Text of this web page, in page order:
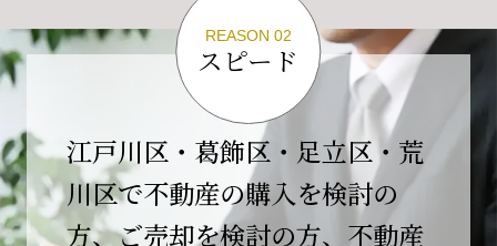
【開業10周年のご挨拶】
平素より格別のご高配を賜り、誠にありがとう
ございます。
おかげさまで当社は、2026年2月1日をもちまし
て開業10周年を迎えることができました。
REASON 02
スピード
江戸川区・葛飾区・足立区・荒
川区で不動産の購入を検討の
方、ご売却を検討の方、不動産